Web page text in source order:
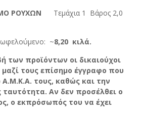
ΡΟΥΧΩΝ Τεμάχια 1 Βάρος 2,0
~8,20 κιλά.
των προϊόντων οι δικαιούχοι
τους επίσημο έγγραφο που
τους, καθώς και την
ταυτότητα. Αν δεν προσέλθει ο
ο εκπρόσωπός του να έχει